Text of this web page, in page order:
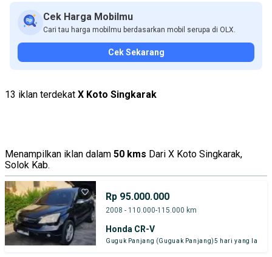
Cek Harga Mobilmu
Cari tau harga mobilmu berdasarkan mobil serupa di OLX.
Cek Sekarang
13 iklan terdekat X Koto Singkarak
Menampilkan iklan dalam 50 kms Dari X Koto Singkarak,
Solok Kab.
Rp 95.000.000
2008 - 110.000-115.000 km
Honda CR-V
Guguk Panjang (Guguak Panjang)5 hari yang lalu